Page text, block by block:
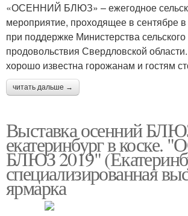
«ОСЕННИЙ БЛЮЗ» – ежегодное
мероприятие, проходящее в сентябре в
при поддержке Министерства сельского
продовольствия Свердловской
хорошо известна горожанам и гостям
читать дальше →
Выставка осенний
екатеринбург в
БЛЮЗ 2019"
специализированная
ярмарка